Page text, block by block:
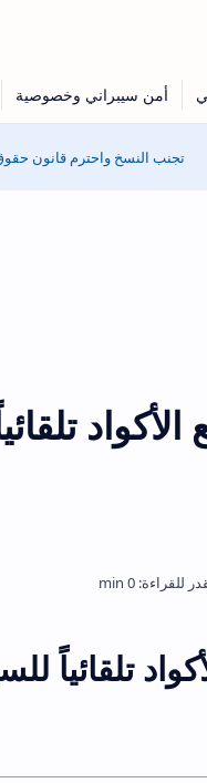
تجنب النسخ واحترم قانون
تلقائياً